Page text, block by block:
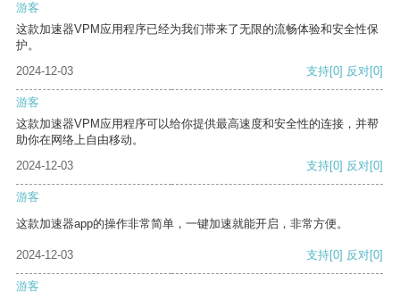
游客
这款加速器VPM应用程序已经为我们带来了无限的流畅体验和安全性保
护。
2024-12-03
支持[0] 反对[0]
游客
这款加速器VPM应用程序可以给你提供最高速度和安全性的连接，并帮
助你在网络上自由移动。
2024-12-03
支持[0] 反对[0]
游客
这款加速器app的操作非常简单，一键加速就能开启，非常方便。
2024-12-03 支持[0] 反对[0]
游客